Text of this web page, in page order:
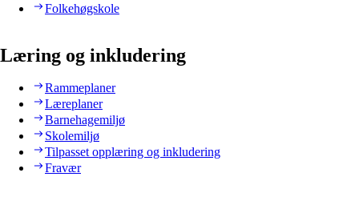
Folkehøgskole
Læring og inkludering
Rammeplaner
Læreplaner
Barnehagemiljø
Skolemiljø
Tilpasset opplæring og inkludering
Fravær